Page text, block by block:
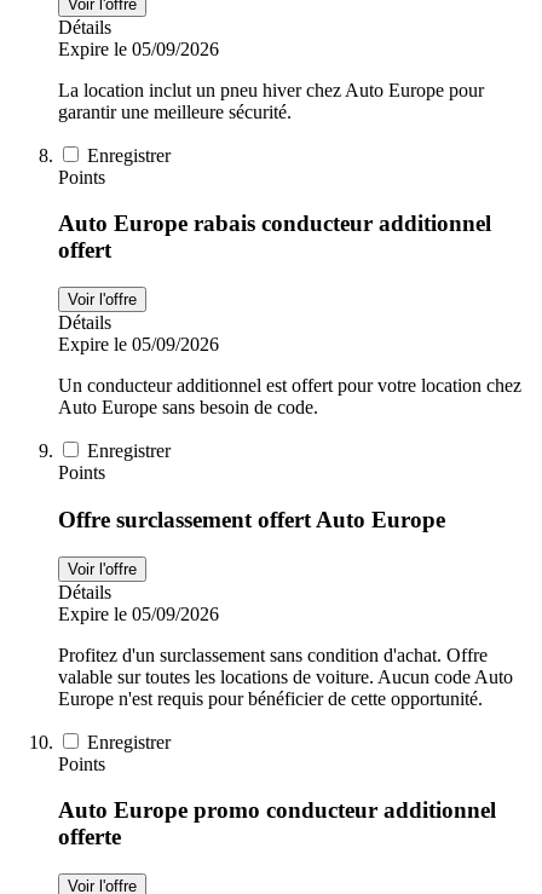
Voir l'offre
Détails
Expire le 05/09/2026
La location inclut un pneu hiver chez Auto Europe pour
garantir une meilleure sécurité.
Enregistrer
Points
Auto Europe rabais conducteur additionnel
offert
Voir l'offre
Détails
Expire le 05/09/2026
Un conducteur additionnel est offert pour votre location chez
Auto Europe sans besoin de code.
Enregistrer
Points
Offre surclassement offert Auto Europe
Voir l'offre
Détails
Expire le 05/09/2026
Profitez d'un surclassement sans condition d'achat. Offre
valable sur toutes les locations de voiture. Aucun code Auto
Europe n'est requis pour bénéficier de cette opportunité.
Enregistrer
Points
Auto Europe promo conducteur additionnel
offerte
Voir l'offre